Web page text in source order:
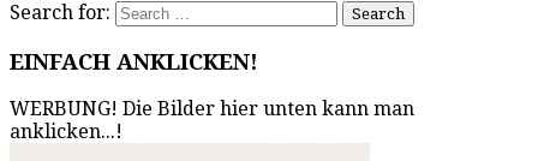
Search for:
EINFACH ANKLICKEN!
WERBUNG! Die Bilder hier unten kann man
anklicken...!